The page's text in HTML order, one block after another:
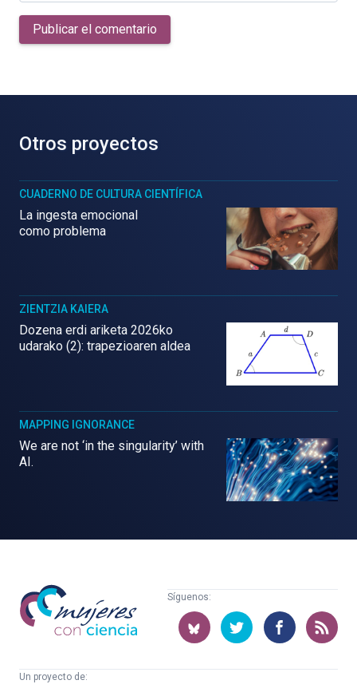
Publicar el comentario
Otros proyectos
CUADERNO DE CULTURA CIENTÍFICA
La ingesta emocional
como problema
ZIENTZIA KAIERA
Dozena erdi ariketa 2026ko
udarako (2): trapezioaren aldea
MAPPING IGNORANCE
We are not ‘in the singularity’ with
AI.
Mujeres
con
ciencia
Síguenos:
Un proyecto de: